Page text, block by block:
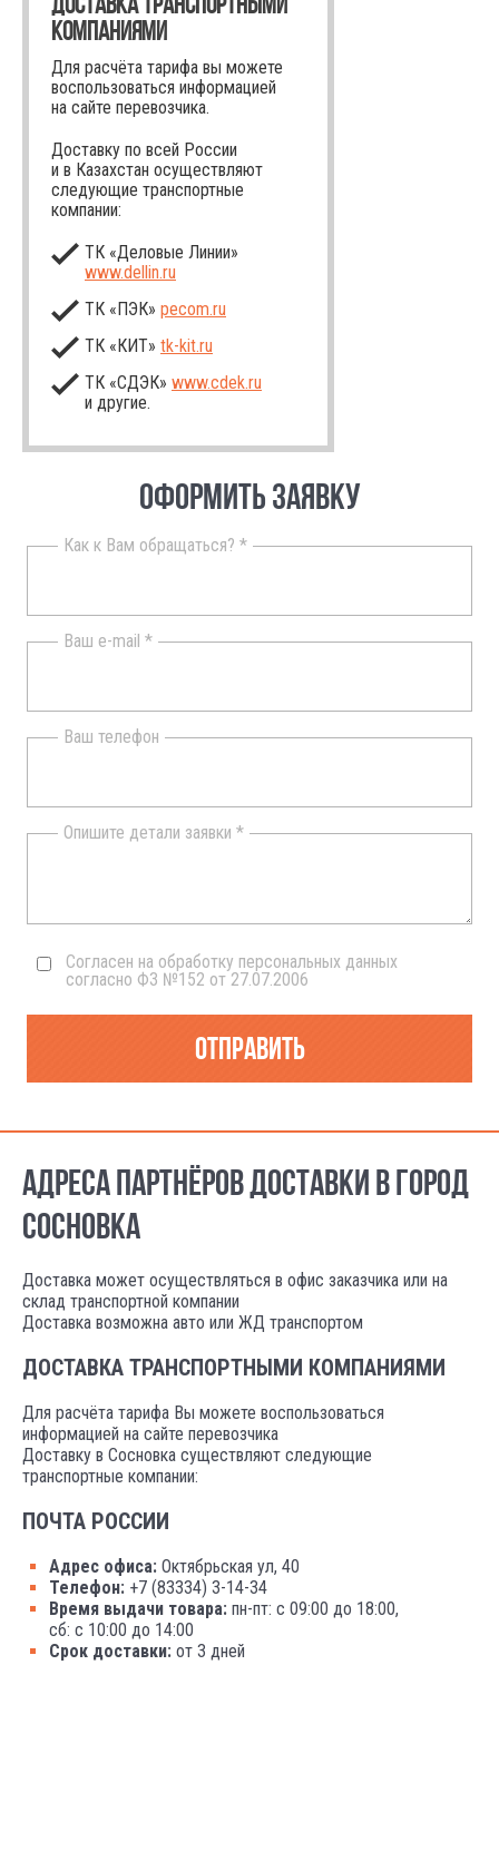
КОМПАНИЯМИ
Для расчёта тарифа вы можете
воспользоваться информацией
на сайте перевозчика.
Доставку по всей России
и в Казахстан осуществляют
следующие транспортные
компании:
ТК «Деловые Линии»
www.dellin.ru
ТК «ПЭК» pecom.ru
ТК «КИТ» tk-kit.ru
ТК «СДЭК» www.cdek.ru
и другие.
ОФОРМИТЬ ЗАЯВКУ
Как к Вам обращаться? *
Ваш e-mail *
Ваш телефон
Опишите детали заявки *
Согласен на обработку персональных данных
согласно ФЗ №152 от 27.07.2006
Отправить
АДРЕСА ПАРТНЁРОВ ДОСТАВКИ В ГОРОД
СОСНОВКА
Доставка может осуществляться в офис заказчика или на
склад транспортной компании
Доставка возможна авто или ЖД транспортом
ДОСТАВКА ТРАНСПОРТНЫМИ КОМПАНИЯМИ
Для расчёта тарифа Вы можете воспользоваться
информацией на сайте перевозчика
Доставку в Сосновка существляют следующие
транспортные компании:
ПОЧТА РОССИИ
Адрес офиса: Октябрьская ул, 40
Телефон: +7 (83334) 3-14-34
Время выдачи товара: пн-пт: с 09:00 до 18:00,
сб: с 10:00 до 14:00
Срок доставки: от 3 дней